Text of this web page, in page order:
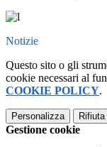
Notizie
Questo sito o gli
cookie necessari al
COOKIE POLICY.
Personalizza
Gestione cookie